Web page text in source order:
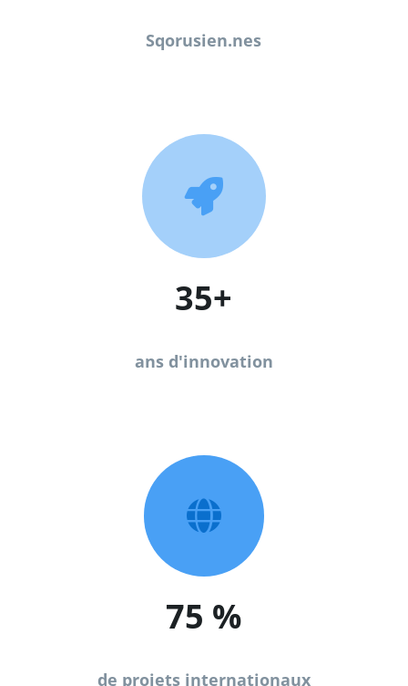
Sqorusien.nes

35+
ans d'innovation

75 %
de projets internationaux